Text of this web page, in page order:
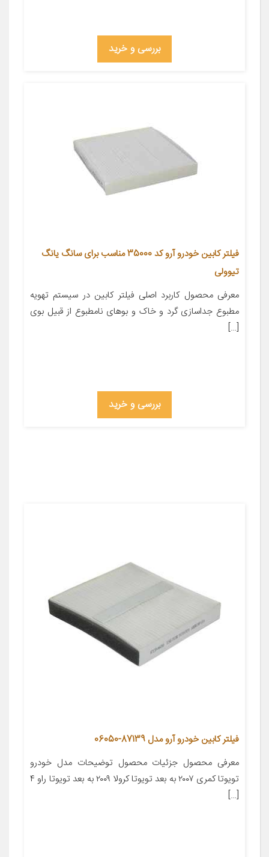
بررسی و خرید
فیلتر کابین خودرو آرو کد 35000 مناسب برای سانگ یانگ
تیوولی
معرفی محصول کاربرد اصلی فیلتر کابین در سیستم تهویه
مطبوع جداسازی گرد و خاک و بوهای نامطبوع از قبیل بوی
[…]
بررسی و خرید
فیلتر کابین خودرو آرو مدل 87139-06050
معرفی محصول جزئیات محصول توضیحات مدل خودرو
تویوتا کمری ۲۰۰۷ به بعد تویوتا کرولا ۲۰۰۹ به بعد تویوتا راو ۴
[…]